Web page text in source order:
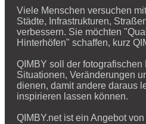
Viele Menschen versuchen
Städte, Infrastrukturen,
verbessern. Sie möchten
Hinterhöfen" schaffen, kurz
QIMBY soll der fotografischen
Situationen, Veränderungen
dienen, damit andere daraus
inspirieren lassen können.
QIMBY.net ist ein Angebot von